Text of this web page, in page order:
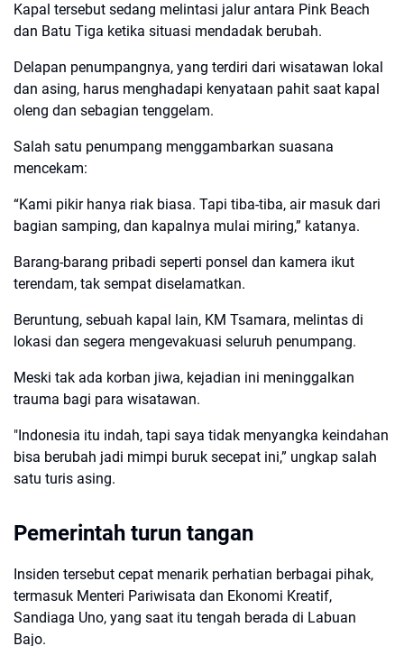
Kapal tersebut sedang melintasi jalur antara Pink Beach
dan Batu Tiga ketika situasi mendadak berubah.
Delapan penumpangnya, yang terdiri dari wisatawan lokal
dan asing, harus menghadapi kenyataan pahit saat kapal
oleng dan sebagian tenggelam.
Salah satu penumpang menggambarkan suasana
mencekam:
“Kami pikir hanya riak biasa. Tapi tiba-tiba, air masuk dari
bagian samping, dan kapalnya mulai miring,” katanya.
Barang-barang pribadi seperti ponsel dan kamera ikut
terendam, tak sempat diselamatkan.
Beruntung, sebuah kapal lain, KM Tsamara, melintas di
lokasi dan segera mengevakuasi seluruh penumpang.
Meski tak ada korban jiwa, kejadian ini meninggalkan
trauma bagi para wisatawan.
"Indonesia itu indah, tapi saya tidak menyangka keindahan
bisa berubah jadi mimpi buruk secepat ini,” ungkap salah
satu turis asing.
Pemerintah turun tangan
Insiden tersebut cepat menarik perhatian berbagai pihak,
termasuk Menteri Pariwisata dan Ekonomi Kreatif,
Sandiaga Uno, yang saat itu tengah berada di Labuan
Bajo.